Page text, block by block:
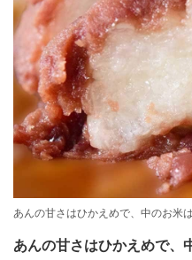
あんの甘さはひかえめで、中のお米
あんの甘さはひかえめで、